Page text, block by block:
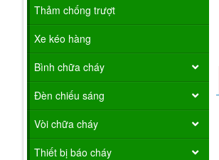
Thảm chống trượt
Xe kéo hàng
Bình chữa cháy
Đèn chiếu sáng
Vòi chữa cháy
Thiết bị báo cháy